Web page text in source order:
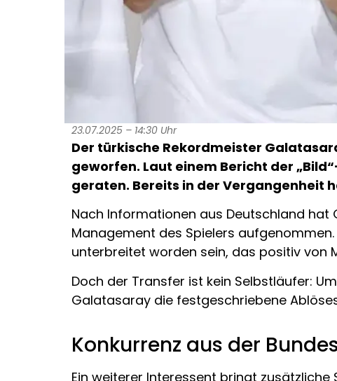
23.07.2025 – 14:30 Uhr
Der türkische Rekordmeister
geworfen. Laut einem Bericht der
geraten. Bereits in der Vergangenheit
Nach Informationen aus Deutschland
Management des Spielers
unterbreitet worden sein, das positiv von
Doch der Transfer ist kein Selbstläufer:
Galatasaray die festgeschriebene
Konkurrenz aus der
Ein weiterer Interessent bringt